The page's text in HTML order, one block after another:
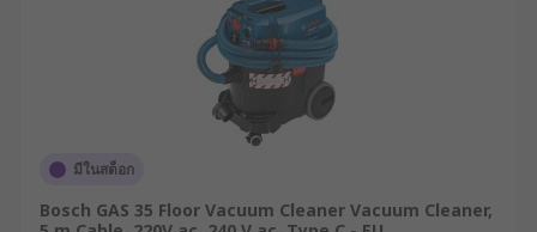
ยาวนาน สามารถจัดการกับเศษขยะชิ้นใหญ่ ฝุ่น
ผงโลหะ ขี้เลื่อย หรือเศษวัสดุอุตสาหกรรม
ปริมาณมหาศาลได้อย่างมีประสิทธิภาพ พร้อมถัง
กักเก็บความจุสูงที่ช่วยลดความถี่ในการเททิ้ง
ข้อควรพิจารณาในการเลือก
ซื้อเครื่องดูดฝุ่นและข้อมูล
มีในสต็อก
Bosch GAS 35 Floor Vacuum Cleaner Vacuum Cleaner,